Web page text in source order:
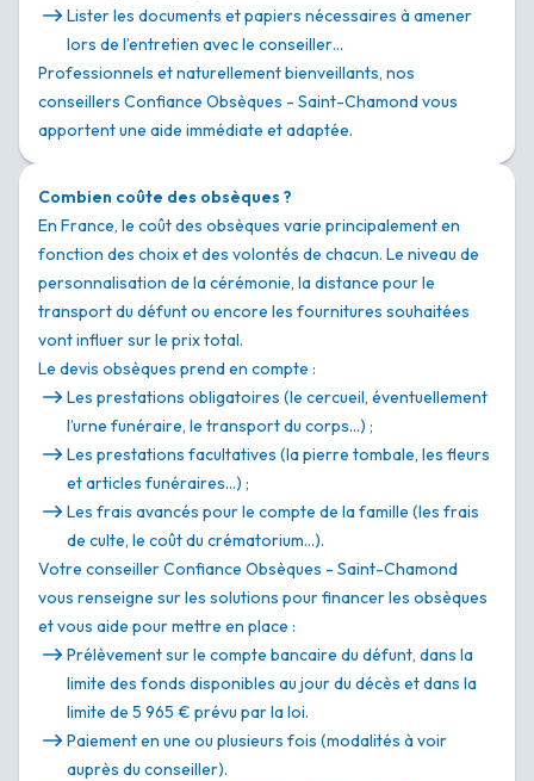
Lister les documents et papiers nécessaires à amener
lors de l’entretien avec le conseiller…
Professionnels et naturellement bienveillants, nos
conseillers Confiance Obsèques - Saint-Chamond vous
apportent une aide immédiate et adaptée.
Combien coûte des obsèques ?
En France, le coût des obsèques varie principalement en
fonction des choix et des volontés de chacun. Le niveau de
personnalisation de la cérémonie, la distance pour le
transport du défunt ou encore les fournitures souhaitées
vont influer sur le prix total.
Le devis obsèques prend en compte :
Les prestations obligatoires (le cercueil, éventuellement
l’urne funéraire, le transport du corps…) ;
Les prestations facultatives (la pierre tombale, les fleurs
et articles funéraires…) ;
Les frais avancés pour le compte de la famille (les frais
de culte, le coût du crématorium…).
Votre conseiller Confiance Obsèques - Saint-Chamond
vous renseigne sur les solutions pour financer les obsèques
et vous aide pour mettre en place :
Prélèvement sur le compte bancaire du défunt, dans la
limite des fonds disponibles au jour du décès et dans la
limite de 5 965 € prévu par la loi.
Paiement en une ou plusieurs fois (modalités à voir
auprès du conseiller).